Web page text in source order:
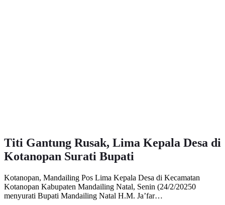
Titi Gantung Rusak, Lima Kepala Desa di
Kotanopan Surati Bupati
Kotanopan, Mandailing Pos Lima Kepala Desa di Kecamatan
Kotanopan Kabupaten Mandailing Natal, Senin (24/2/20250
menyurati Bupati Mandailing Natal H.M. Ja’far…